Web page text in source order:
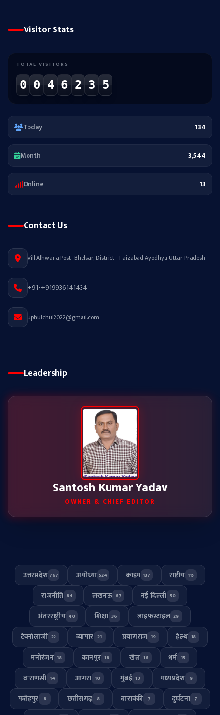
Visitor Stats
TOTAL VISITORS
0 0 4 6 2 3 5
Today 134
Month 3,544
Online 13
Contact Us
Vill.Alhwana,Post -Bhelsar, District - Faizabad Ayodhya Uttar Pradesh
+91-+919936141434
uphulchul2022@gmail.com
Leadership
Santosh Kumar Yadav
OWNER & CHIEF EDITOR
उत्तरप्रदेश 767 अयोध्या 524 क्राइम 137 राष्ट्रीय 115
राजनीति 84 लखनऊ 67 नई दिल्ली 50
अंतरराष्ट्रीय 40 शिक्षा 36 लाइफस्टाइल 29
टेक्नोलॉजी 22 व्यापार 21 प्रयागराज 19 हेल्थ 18
मनोरंजन 18 कानपुर 18 खेल 16 धर्म 15
वाराणसी 14 आगरा 10 मुंबई 10 मध्यप्रदेश 9
फतेहपुर 8 छत्तीसगढ़ 8 बाराबंकी 7 दुर्घटना 7